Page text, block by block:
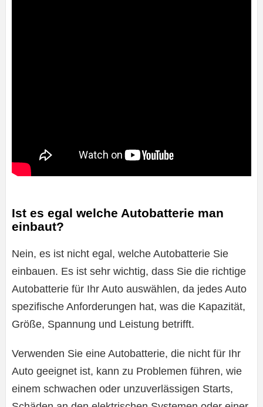
Ist es egal welche Autobatterie man
einbaut?
Nein, es ist nicht egal, welche Autobatterie Sie
einbauen. Es ist sehr wichtig, dass Sie die richtige
Autobatterie für Ihr Auto auswählen, da jedes Auto
spezifische Anforderungen hat, was die Kapazität,
Größe, Spannung und Leistung betrifft.
Verwenden Sie eine Autobatterie, die nicht für Ihr
Auto geeignet ist, kann zu Problemen führen, wie
einem schwachen oder unzuverlässigen Starts,